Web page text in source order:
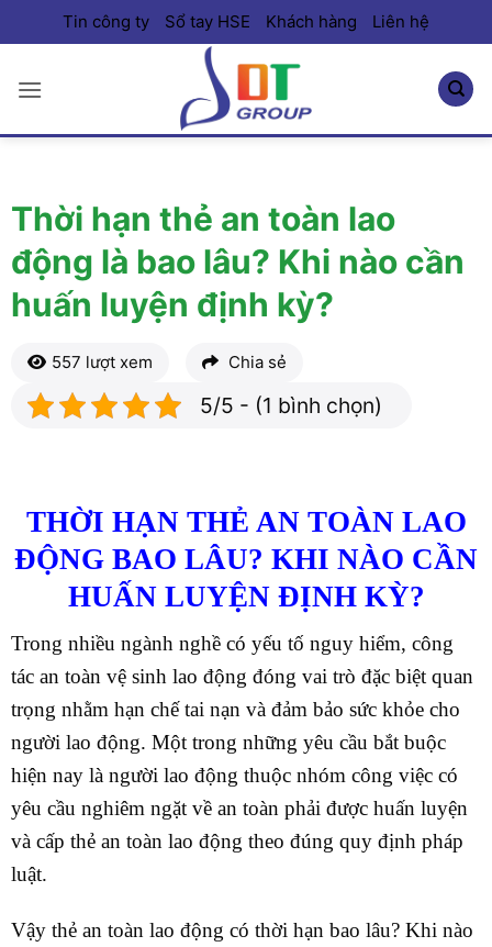
qua
dung
Tin công ty Sổ tay HSE Khách hàng Liên hệ
Thời hạn thẻ an toàn lao
động là bao lâu? Khi nào cần
huấn luyện định kỳ?
557 lượt xem Chia sẻ
5/5 - (1 bình chọn)
THỜI HẠN THẺ AN TOÀN LAO
ĐỘNG BAO LÂU? KHI NÀO CẦN
HUẤN LUYỆN ĐỊNH KỲ?
Trong nhiều ngành nghề có yếu tố nguy hiểm, công
tác an toàn vệ sinh lao động đóng vai trò đặc biệt quan
trọng nhằm hạn chế tai nạn và đảm bảo sức khỏe cho
người lao động. Một trong những yêu cầu bắt buộc
hiện nay là người lao động thuộc nhóm công việc có
yêu cầu nghiêm ngặt về an toàn phải được huấn luyện
và cấp thẻ an toàn lao động theo đúng quy định pháp
luật.
Vậy thẻ an toàn lao động có thời hạn bao lâu? Khi nào